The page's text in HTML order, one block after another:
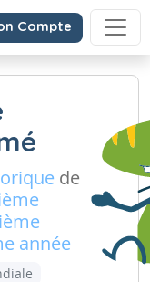
Compte
de
année